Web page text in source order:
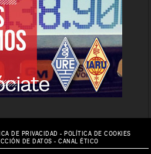
DE PRIVACIDAD - POLÍTICA DE COOKIES
DE DATOS -CANAL ÉTICO